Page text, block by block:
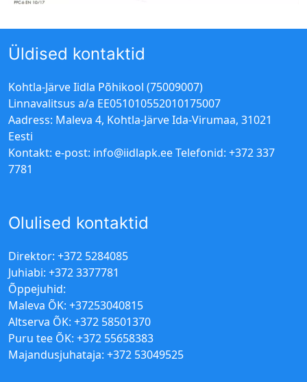
Üldised kontaktid
Kohtla-Järve Iidla Põhikool (75009007)
Linnavalitsus a/a EE051010552010175007
Aadress: Maleva 4, Kohtla-Järve Ida-Virumaa, 31021
Eesti
Kontakt: e-post: info@iidlapk.eeTelefonid: +372 337
7781
Olulised kontaktid
Direktor: +372 5284085
Juhiabi: +372 3377781
Õppejuhid:
Maleva ÕK: +37253040815
Altserva ÕK: +372 58501370
Puru tee ÕK: +372 55658383
Majandusjuhataja: +372 53049525